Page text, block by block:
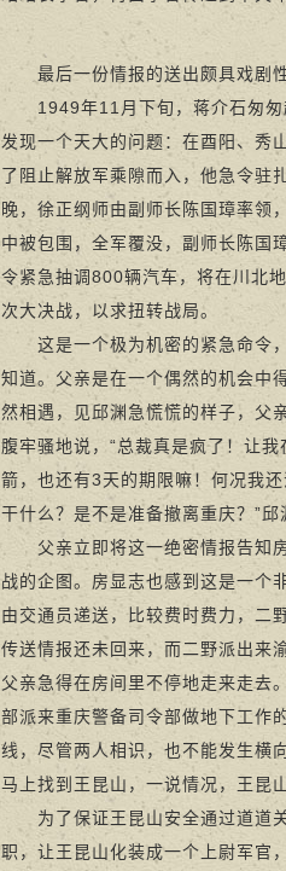
最后一份情报的送出颇具戏剧
1949年11月下旬，蒋介石匆匆
发现一个天大的问题：在酉阳、秀
了阻止解放军乘隙而入，他急令驻
晚，徐正纲师由副师长陈国璋率领
中被包围，全军覆没，副师长陈国
令紧急抽调800辆汽车，将在川北
次大决战，以求扭转战局。
这是一个极为机密的紧急命令，
知道。父亲是在一个偶然的机会中
然相遇，见邱渊急慌慌的样子，父
腹牢骚地说，“总裁真是疯了！让
箭，也还有3天的期限嘛！何况我
干什么？是不是准备撤离重庆？”
父亲立即将这一绝密情报告知房
战的企图。房显志也感到这是一个
由交通员递送，比较费时费力，二
传送情报还未回来，而二野派出来
父亲急得在房间里不停地走来走去
部派来重庆警备司令部做地下工作
线，尽管两人相识，也不能发生横
马上找到王昆山，一说情况，王昆
为了保证王昆山安全通过道道关
职，让王昆山化装成一个上尉军官